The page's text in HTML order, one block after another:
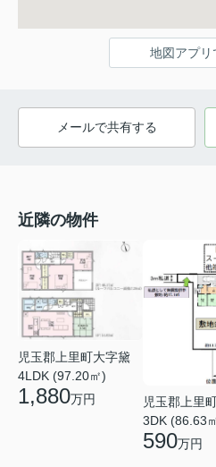
地図アプリ
メールで共有する
近隣の物件
児玉郡上里町大字黛
4LDK (97.20㎡)
1,880万円
児玉郡上里
3DK (86.63
590万円